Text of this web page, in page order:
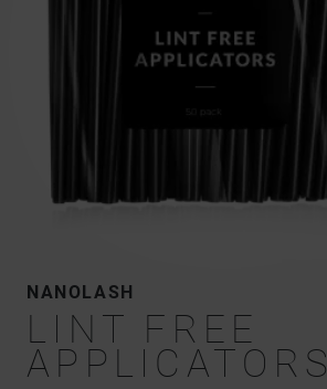
NANOLASH
LINT FREE
APPLICATORS